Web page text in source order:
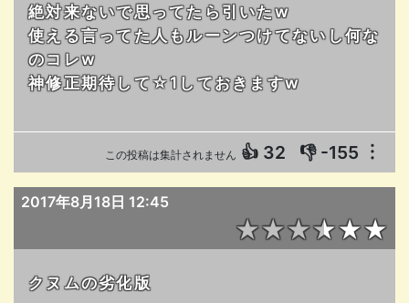
絶対来ないで思ってたら引いたw
使える言ってた人もルーンつけてないし何な
のコレw
神修正期待して☆1しておきますw
この投稿は集計されません 👍 32 👎 -155 ︙
2017年8月18日 12:45
★★★★★★
クヌムの劣化版